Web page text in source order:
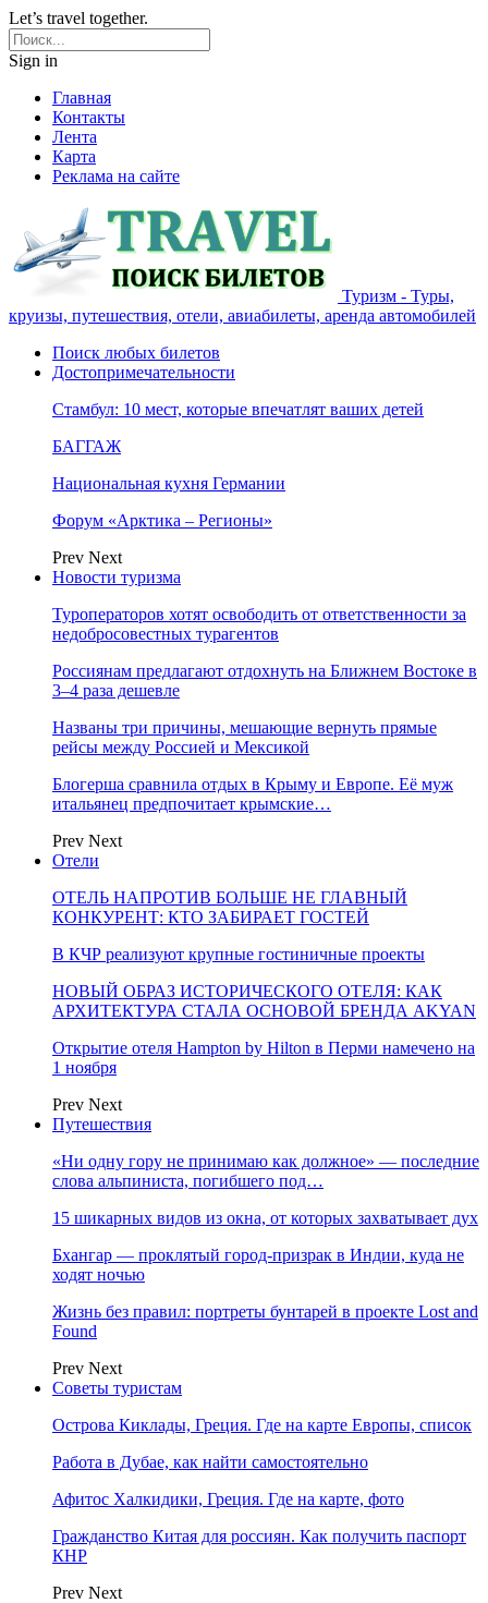
Let’s travel together.
Sign in
Главная
Контакты
Лента
Карта
Реклама на сайте
Туризм - Туры,
круизы, путешествия, отели, авиабилеты, аренда автомобилей
Поиск любых билетов
Достопримечательности
Стамбул: 10 мест, которые впечатлят ваших детей
БАГГАЖ
Национальная кухня Германии
Форум «Арктика – Регионы»
Prev Next
Новости туризма
Туроператоров хотят освободить от ответственности за
недобросовестных турагентов
Россиянам предлагают отдохнуть на Ближнем Востоке в
3–4 раза дешевле
Названы три причины, мешающие вернуть прямые
рейсы между Россией и Мексикой
Блогерша сравнила отдых в Крыму и Европе. Её муж
итальянец предпочитает крымские…
Prev Next
Отели
ОТЕЛЬ НАПРОТИВ БОЛЬШЕ НЕ ГЛАВНЫЙ
КОНКУРЕНТ: КТО ЗАБИРАЕТ ГОСТЕЙ
В КЧР реализуют крупные гостиничные проекты
НОВЫЙ ОБРАЗ ИСТОРИЧЕСКОГО ОТЕЛЯ: КАК
АРХИТЕКТУРА СТАЛА ОСНОВОЙ БРЕНДА AKYAN
Открытие отеля Hampton by Hilton в Перми намечено на
1 ноября
Prev Next
Путешествия
«Ни одну гору не принимаю как должное» — последние
слова альпиниста, погибшего под…
15 шикарных видов из окна, от которых захватывает дух
Бхангар — проклятый город-призрак в Индии, куда не
ходят ночью
Жизнь без правил: портреты бунтарей в проекте Lost and
Found
Prev Next
Советы туристам
Острова Киклады, Греция. Где на карте Европы, список
Работа в Дубае, как найти самостоятельно
Афитос Халкидики, Греция. Где на карте, фото
Гражданство Китая для россиян. Как получить паспорт
КНР
Prev Next